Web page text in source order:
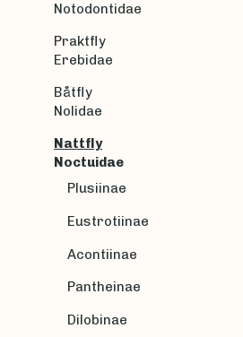
Notodontidae
Praktfly
Erebidae
Båtfly
Nolidae
Nattfly
Noctuidae
Plusiinae
Eustrotiinae
Acontiinae
Pantheinae
Dilobinae